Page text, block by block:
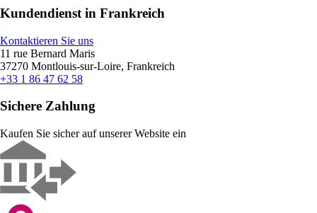
Kundendienst in Frankreich
Kontaktieren Sie uns
11 rue Bernard Maris
37270 Montlouis-sur-Loire, Frankreich
+33 1 86 47 62 58
Sichere Zahlung
Kaufen Sie sicher auf unserer Website ein